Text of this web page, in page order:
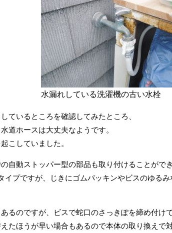
水漏れしている洗濯機の古い水栓
ているところを確認してみたところ、
道ホースは大丈夫なようです。
こしていました。
自動ストッパー型の部品も取り付けることがで
イプですが、じきにゴムパッキンやビスのゆる
るのですが、ビスで蛇口のさっきぽを締め付け
たほうが早い場合もあるので本体の取り換えで